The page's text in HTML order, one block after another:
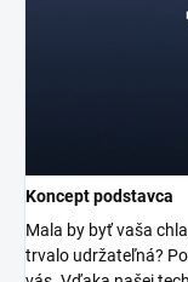
Koncept podstavca
Mala by byť vaša
trvalo udržateľná?